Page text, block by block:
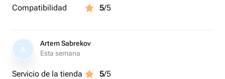
Compatibilidad
5/5
A
Artem Sabrekov
Esta semana
Servicio de la tienda 5/5